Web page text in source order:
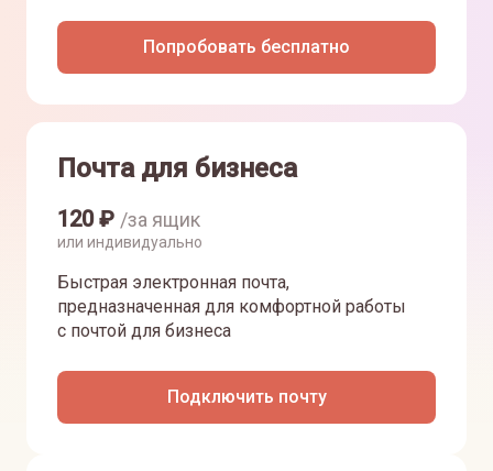
Попробовать бесплатно
Почта для бизнеса
120₽ /за ящик
или индивидуально
Быстрая электронная почта,
предназначенная для комфортной работы
с почтой для бизнеса
Подключить почту